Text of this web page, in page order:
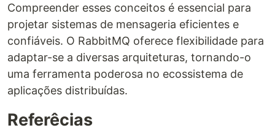
Compreender esses conceitos é essencial para
projetar sistemas de mensageria eficientes e
confiáveis. O RabbitMQ oferece flexibilidade para
adaptar-se a diversas arquiteturas, tornando-o
uma ferramenta poderosa no ecossistema de
aplicações distribuídas.
Referêcias